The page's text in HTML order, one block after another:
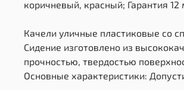
коричневый, красный; Гарантия 12
Качели уличные пластиковые со
Сидение изготовлено из
прочностью, твердостью
Основные характеристики: